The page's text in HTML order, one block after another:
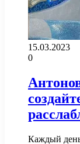
15.03.2023
0
Каждый